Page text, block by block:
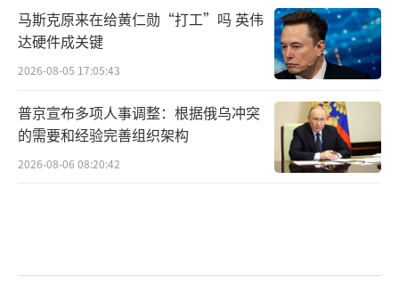
推到重来理论上可以追上，但美国空军是
真没有整个信心。那就只能全力加速，力求赶
在“轰-20”之前服役，然后利用先手优势再谋
求转型，这也就是B-21获得拨款一涨再涨的关
键。问题在于，就算美军真能争取到一两年时
间，以其现在仿制伊朗“小摩托”都费劲的无
马斯克原来在给黄仁勋“打工”吗 英伟
达硬件成关键
2026-08-05 17:05:43
普京宣布多项人事调整：根据俄乌冲突
的需要和经验完善组织架构
2026-08-06 08:20:42